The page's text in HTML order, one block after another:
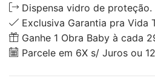
Dispensa vidro de proteção.
Exclusiva Garantia pra Vida
Ganhe 1 Obra Baby à cada
Parcele em 6X s/ Juros ou